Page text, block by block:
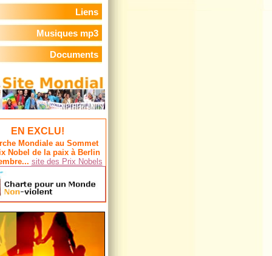
Liens
Musiques mp3
Documents
EN EXCLU!
Mondiale au Sommet
Nobel de la paix à Berlin
site des Prix Nobels